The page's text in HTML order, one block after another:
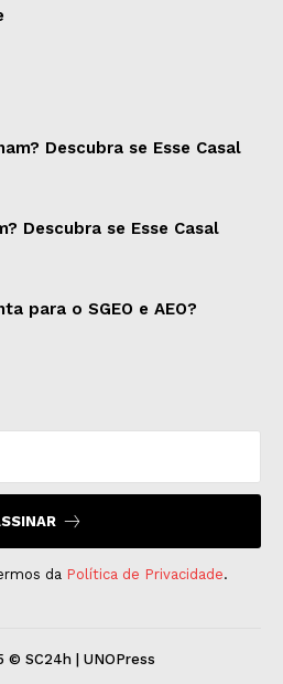
Descubra se Esse Casal
Descubra se Esse Casal
para o SGEO e AEO?
da Política de Privacidade.
© SC24h | UNOPress